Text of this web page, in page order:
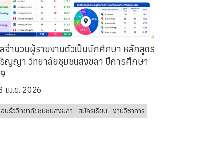
จำนวนผู้รายงานตัวเป็นนักศึกษา หลักสูตร
ญญา วิทยาลัยชุมชนสงขลา ปีการศึกษา
เม.ย. 2026
อบรั้ววิทยาลัยชุมชนสงขลา สมัครเรียน งานวิชาการ